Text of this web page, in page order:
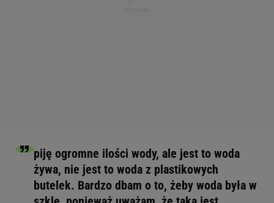
piję ogromne ilości wody, ale jest to woda
żywa, nie jest to woda z plastikowych
butelek. Bardzo dbam o to, żeby woda była w